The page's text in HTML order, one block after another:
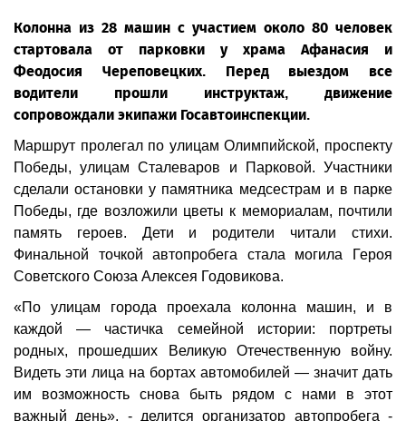
Колонна из 28 машин с участием около 80 человек
стартовала от парковки у храма Афанасия и
Феодосия Череповецких. Перед выездом все
водители прошли инструктаж, движение
сопровождали экипажи Госавтоинспекции.
Маршрут пролегал по улицам Олимпийской, проспекту
Победы, улицам Сталеваров и Парковой. Участники
сделали остановки у памятника медсестрам и в парке
Победы, где возложили цветы к мемориалам, почтили
память героев. Дети и родители читали стихи.
Финальной точкой автопробега стала могила Героя
Советского Союза Алексея Годовикова.
«По улицам города проехала колонна машин, и в
каждой — частичка семейной истории: портреты
родных, прошедших Великую Отечественную войну.
Видеть эти лица на бортах автомобилей — значит дать
им возможность снова быть рядом с нами в этот
важный день», - делится организатор автопробега -